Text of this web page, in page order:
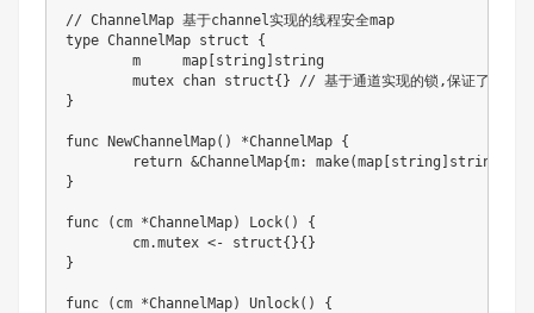
// ChannelMap 基于channel实现的线程安全map
type ChannelMap struct
{
	m
map [string ] string
	mutex
chan struct{}
// 基于通道实现的锁,保证了在同
}
func NewChannelMap( ) *ChannelMap {
return &ChannelMap{m: make(map [string ] string
}
func ( cm *ChannelMap) Lock( )
{
	cm
.mutex <- struct{}{}
}
func ( cm *ChannelMap) Unlock( )
{